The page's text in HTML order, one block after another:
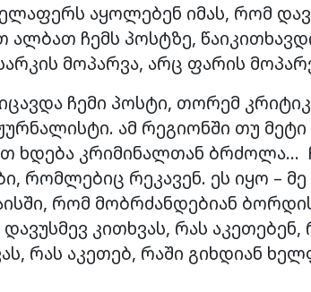
აყოლებენ იმას, რომ
ალბათ ჩემს პოსტზე,
მოპარვა, არც ფარის
ჩემი პოსტი, თორემ
ამ რეგიონში თუ
ხდება კრიმინალთან ბრძოლა…
რომლებიც რეკავენ. ეს იყო –
რომ მობრძანდებიან
დავუსმევ კითხვას, რას
რას აკეთებ, რაში გიხდიან